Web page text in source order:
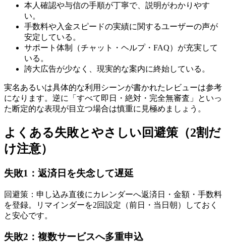
本人確認や与信の手順が丁寧で、説明がわかりやす
い。
手数料や入金スピードの実績に関するユーザーの声が
安定している。
サポート体制（チャット・ヘルプ・FAQ）が充実して
いる。
誇大広告が少なく、現実的な案内に終始している。
実名あるいは具体的な利用シーンが書かれたレビューは参考
になります。逆に「すべて即日・絶対・完全無審査」といっ
た断定的な表現が目立つ場合は慎重に見極めましょう。
よくある失敗とやさしい回避策（2割だ
け注意）
失敗1：返済日を失念して遅延
回避策：申し込み直後にカレンダーへ返済日・金額・手数料
を登録。リマインダーを2回設定（前日・当日朝）しておく
と安心です。
失敗2：複数サービスへ多重申込